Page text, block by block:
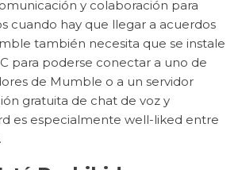
y colaboración para
cuando hay que llegar a acuerdos
también necesita que se instale
para poderse conectar a uno de
de Mumble o a un servidor
gratuita de chat de voz y
es especialmente well-liked entre